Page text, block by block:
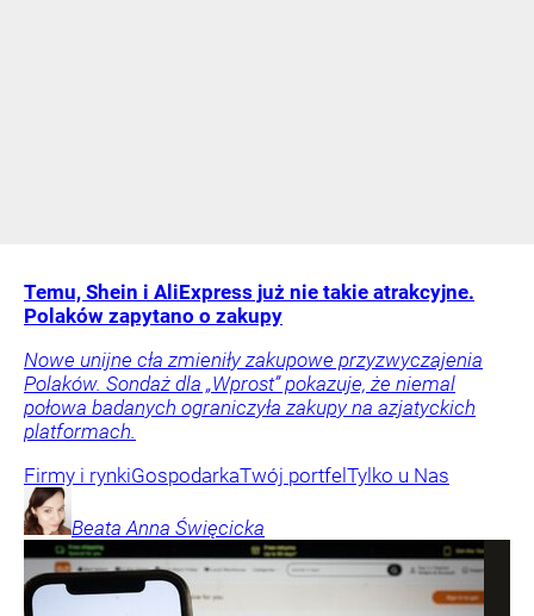
Temu, Shein i AliExpress już nie takie atrakcyjne.
Polaków zapytano o zakupy
Nowe unijne cła zmieniły zakupowe przyzwyczajenia
Polaków. Sondaż dla „Wprost” pokazuje, że niemal
połowa badanych ograniczyła zakupy na azjatyckich
platformach.
Firmy i rynkiGospodarkaTwój portfel Tylko u Nas
Beata Anna Święcicka